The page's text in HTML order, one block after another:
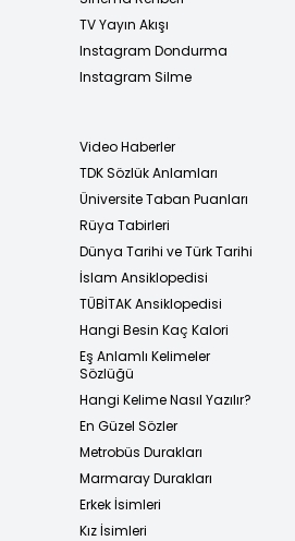
TV Yayın Akışı
Instagram Dondurma
Instagram Silme
Video Haberler
TDK Sözlük Anlamları
Üniversite Taban Puanları
Rüya Tabirleri
Dünya Tarihi ve Türk Tarihi
İslam Ansiklopedisi
TÜBİTAK Ansiklopedisi
Hangi Besin Kaç Kalori
Eş Anlamlı Kelimeler
Sözlüğü
Hangi Kelime Nasıl Yazılır?
En Güzel Sözler
Metrobüs Durakları
Marmaray Durakları
Erkek İsimleri
Kız İsimleri